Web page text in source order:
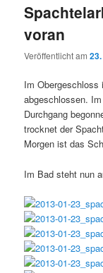
voran
Veröffentlicht am
Im
abgeschlossen.
Durchgang
trocknet der
Morgen ist das
Im Bad steht nun